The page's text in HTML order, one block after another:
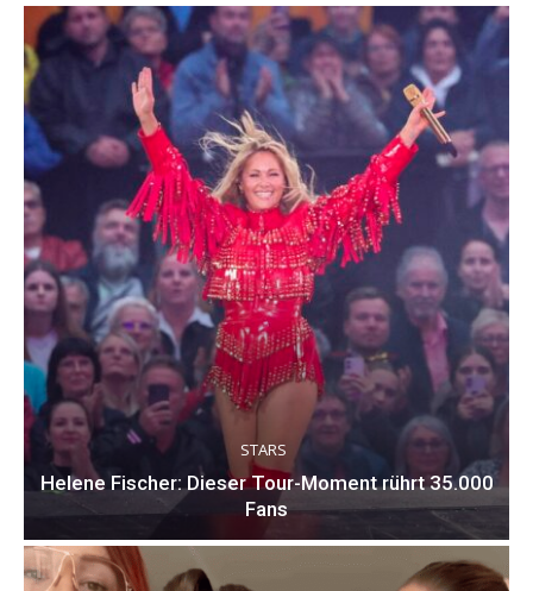
STARS
Helene Fischer: Dieser Tour-Moment rührt 35.000
Fans